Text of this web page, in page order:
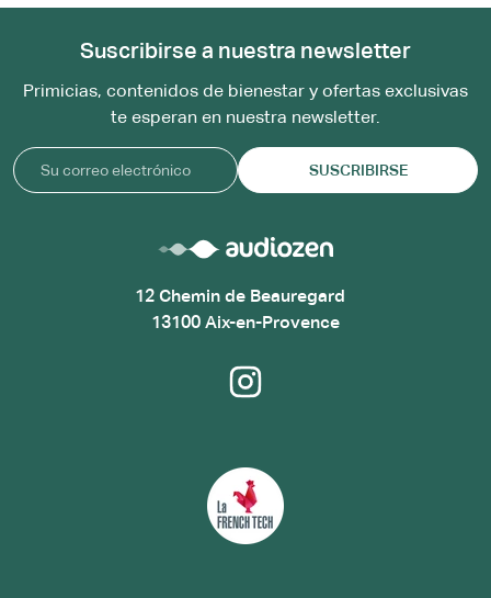
Suscribirse a nuestra newsletter
Primicias, contenidos de bienestar y ofertas exclusivas
te esperan en nuestra newsletter.
SUSCRIBIRSE
12 Chemin de Beauregard
13100 Aix-en-Provence
Instagram